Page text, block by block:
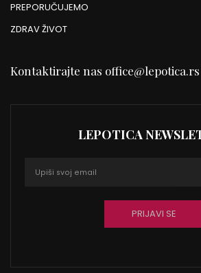
PREPORUČUJEMO
ZDRAV ŽIVOT
Kontaktirajte nas office@lepotica.rs
LEPOTICA